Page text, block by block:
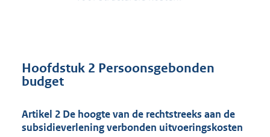
Hoofdstuk 2 Persoonsgebonden
budget
Artikel 2 De hoogte van de rechtstreeks aan de
subsidieverlening verbonden uitvoeringskosten